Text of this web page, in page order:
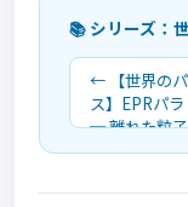
📚 シリーズ：
← 【世界の
ス】EPRパ
─ 離れた粒
影響し合う